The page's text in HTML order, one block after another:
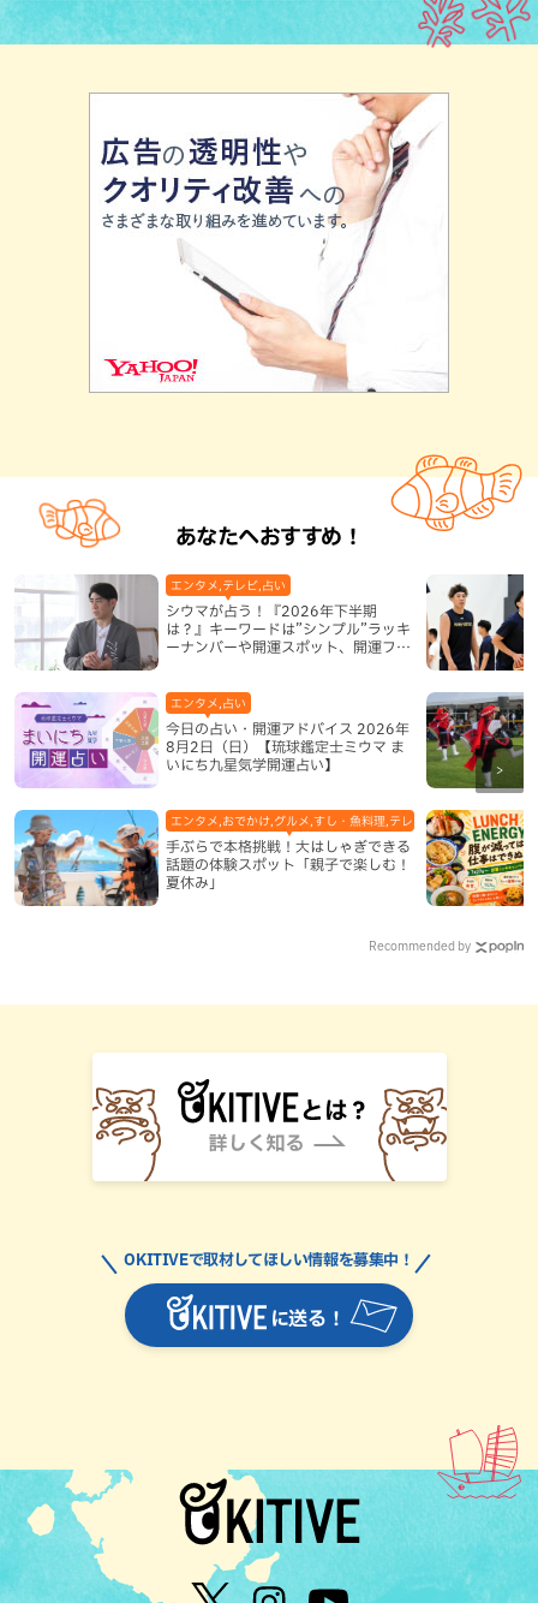
あなたへおすすめ！
シウマが占う！『2026年下半期
は？』キーワードは”シンプル”ラッキ
ーナンバーや開運スポット、開運フー
エンタメ,テレビ,占い
今日の占い・開運アドバイス 2026年
8月2日（日）【琉球鑑定士ミウマ ま
いにち九星気学開運占い】
エンタメ,占い
手ぶらで本格挑戦！大はしゃぎできる
話題の体験スポット「親子で楽しむ！
夏休み」
エンタメ,おでかけ,グルメ,すし・魚料理,テレビ,体験,北谷町,地域,
Recommended by
に送る！
OKITIVEで取材してほしい情報を募集中！